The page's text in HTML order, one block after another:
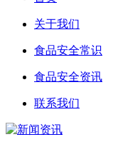
关于我们
食品安全常识
食品安全资讯
联系我们